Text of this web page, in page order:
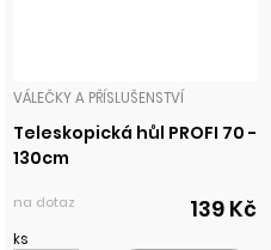
VÁLEČKY A PŘÍSLUŠENSTVÍ
Teleskopická hůl PROFI 70 -
130cm
na dotaz 139 Kč
ks